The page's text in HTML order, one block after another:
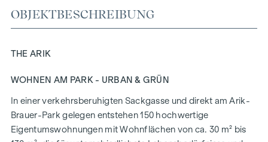
OBJEKTBESCHREIBUNG
THE ARIK
WOHNEN AM PARK - URBAN & GRÜN
In einer verkehrsberuhigten Sackgasse und direkt am Arik-
Brauer-Park gelegen entstehen 150 hochwertige
Eigentumswohnungen mit Wohnflächen von ca. 30 m² bis